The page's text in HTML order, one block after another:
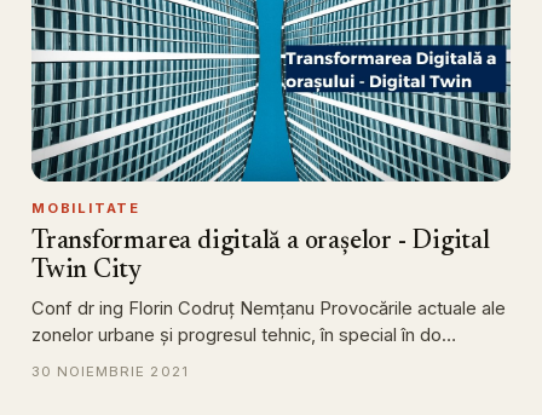
MOBILITATE
Transformarea digitală a orașelor - Digital
Twin City
Conf dr ing Florin Codruț Nemțanu Provocările actuale ale
zonelor urbane și progresul tehnic, în special în do…
30 NOIEMBRIE 2021